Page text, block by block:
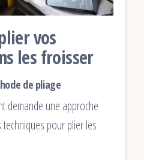
vos
les froisser
de pliage
demande une approche
pour plier les